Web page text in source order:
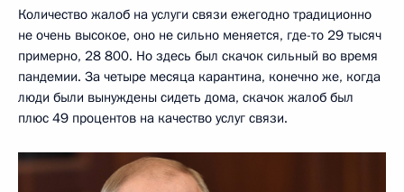
Количество жалоб на услуги связи ежегодно традиционно
не очень высокое, оно не сильно меняется, где-то 29 тысяч
примерно, 28 800. Но здесь был скачок сильный во время
пандемии. За четыре месяца карантина, конечно же, когда
люди были вынуждены сидеть дома, скачок жалоб был
плюс 49 процентов на качество услуг связи.